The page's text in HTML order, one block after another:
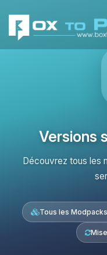
Versions
Découvrez tous les
Tous les